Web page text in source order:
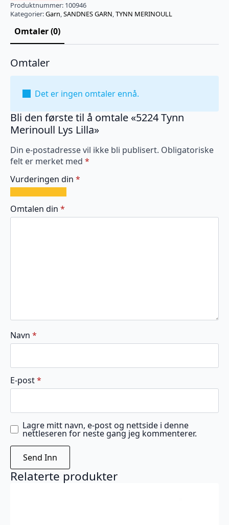
Produktnummer: 100946
Kategorier:Garn,SANDNES GARN,TYNN MERINOULL
Omtaler (0)
Omtaler
Det er ingen omtaler ennå.
Bli den første til å omtale «5224 Tynn
Merinoull Lys Lilla»
Din e-postadresse vil ikke bli publisert. Obligatoriske
felt er merket med *
Vurderingen din *
av
5
av
5
av
5
av
5
av
5
Omtalen din *
Navn *
E-post*
Lagre mitt navn, e-post og nettside i denne
nettleseren for neste gang jeg kommenterer.
Relaterte produkter